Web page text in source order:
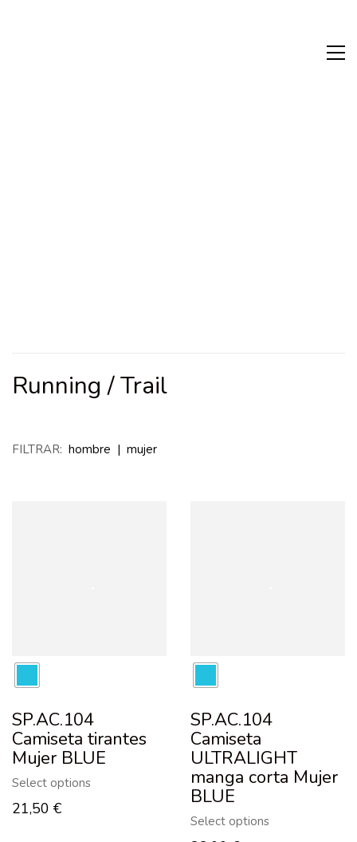
Running / Trail
FILTRAR: hombre | mujer
SP.AC.104
Camiseta tirantes
Mujer BLUE
Select options
21,50 €
SP.AC.104
Camiseta
ULTRALIGHT
manga corta Mujer
BLUE
Select options